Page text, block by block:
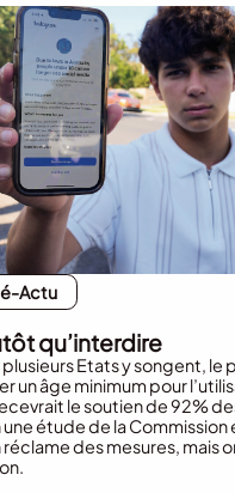
Actu
qu’interdire
plusieurs Etats y songent, le
un âge minimum pour
le soutien de 92%
étude de la
réclame des mesures, mais